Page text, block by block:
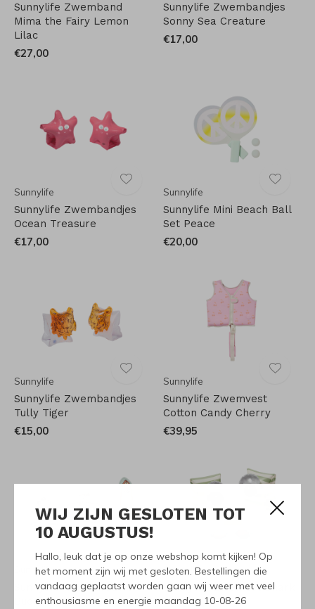
WIJ ZIJN GESLOTEN TOT
10 AUGUSTUS!
Hallo, leuk dat je op onze webshop komt kijken! Op
het moment zijn wij met gesloten. Bestellingen die
vandaag geplaatst worden gaan wij weer met veel
enthousiasme en energie maandag 10-08-26
Sunnylife Zwemband
Mima the Fairy Lemon
Lilac
€27,00
Sunnylife Zwembandjes
Sonny Sea Creature
€17,00
Sunnylife
Sunnylife Zwembandjes
Ocean Treasure
€17,00
Sunnylife
Sunnylife Mini Beach Ball
Set Peace
€20,00
Sunnylife
Sunnylife Zwembandjes
Tully Tiger
€15,00
Sunnylife
Sunnylife Zwemvest
Cotton Candy Cherry
€39,95
Sunnylife
Sunnylife x Ripcurl Dive
Buddies Shred Turtle
Sunnylife
Sunnylife Zwemset Shark
Tribe